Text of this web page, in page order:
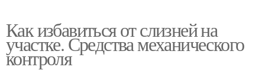
Как избавиться от слизней на
участке. Средства механического
контроля